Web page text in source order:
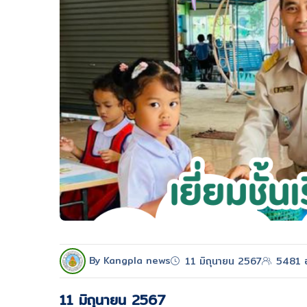
By Kangpla news 11 มิถุนายน 2567 5481
11 มิถุนายน 2567